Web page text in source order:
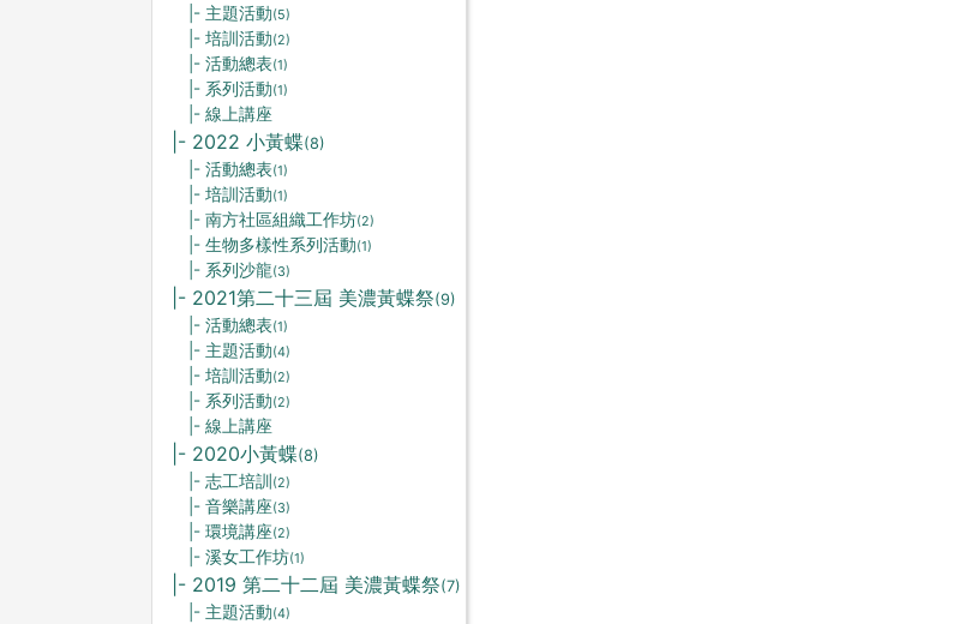
|- 主題活動(5)
|- 培訓活動(2)
|- 活動總表(1)
|- 系列活動(1)
|- 線上講座
|- 2022 小黃蝶(8)
|- 活動總表(1)
|- 培訓活動(1)
|- 南方社區組織工作坊(2)
|- 生物多樣性系列活動(1)
|- 系列沙龍(3)
|- 2021第二十三屆 美濃黃蝶祭(9)
|- 活動總表(1)
|- 主題活動(4)
|- 培訓活動(2)
|- 系列活動(2)
|- 線上講座
|- 2020小黃蝶(8)
|- 志工培訓 (2)
|- 音樂講座(3)
|- 環境講座(2)
|- 溪女工作坊(1)
|- 2019 第二十二屆 美濃黃蝶祭(7)
|- 主題活動(4)